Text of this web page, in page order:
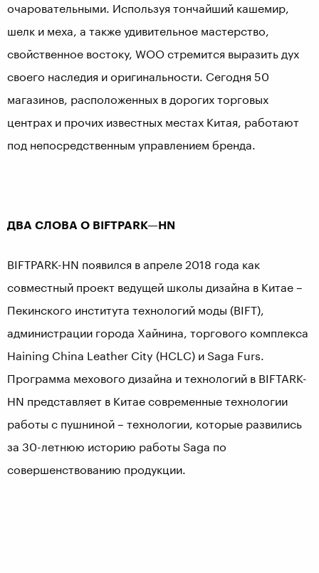
очаровательными. Используя тончайший кашемир,
шелк и меха, а также удивительное мастерство,
свойственное востоку, WOO стремится выразить дух
своего наследия и оригинальности. Сегодня 50
магазинов, расположенных в дорогих торговых
центрах и прочих известных местах Китая, работают
под непосредственным управлением бренда.
ДВА СЛОВА О BIFTPARK—HN
BIFTPARK-HN появился в апреле 2018 года как
совместный проект ведущей школы дизайна в Китае –
Пекинского института технологий моды (BIFT),
администрации города Хайнина, торгового комплекса
Haining China Leather City (HCLC) и Saga Furs.
Программа мехового дизайна и технологий в BIFTARK-
HN представляет в Китае современные технологии
работы с пушниной – технологии, которые развились
за 30-летнюю историю работы Saga по
совершенствованию продукции.